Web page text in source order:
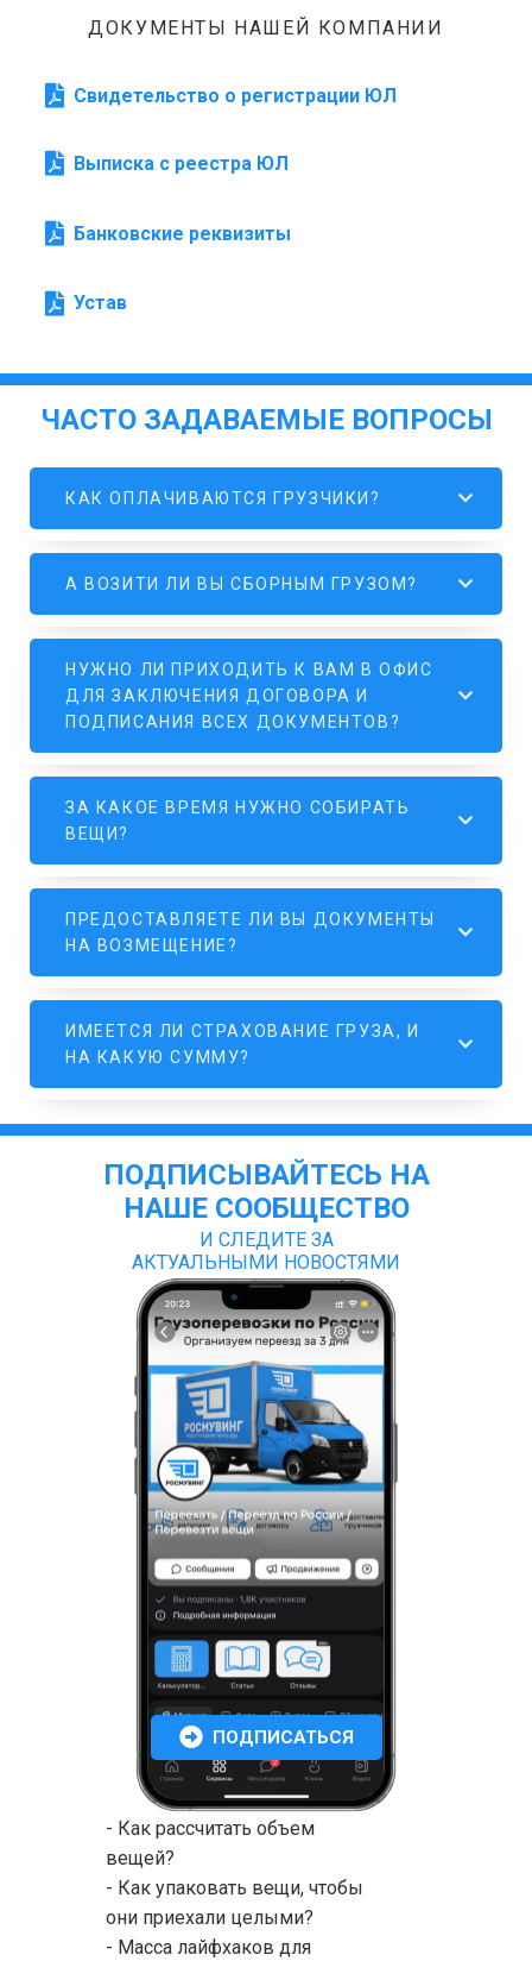
ДОКУМЕНТЫ НАШЕЙ КОМПАНИИ
Свидетельство о регистрации ЮЛ
Выписка с реестра ЮЛ
Банковские реквизиты
Устав
ЧАСТО ЗАДАВАЕМЫЕ ВОПРОСЫ
КАК ОПЛАЧИВАЮТСЯ ГРУЗЧИКИ?
А ВОЗИТИ ЛИ ВЫ СБОРНЫМ ГРУЗОМ?
НУЖНО ЛИ ПРИХОДИТЬ К ВАМ В ОФИС
ДЛЯ ЗАКЛЮЧЕНИЯ ДОГОВОРА И
ПОДПИСАНИЯ ВСЕХ ДОКУМЕНТОВ?
ЗА КАКОЕ ВРЕМЯ НУЖНО СОБИРАТЬ
ВЕЩИ?
ПРЕДОСТАВЛЯЕТЕ ЛИ ВЫ ДОКУМЕНТЫ
НА ВОЗМЕЩЕНИЕ?
ИМЕЕТСЯ ЛИ СТРАХОВАНИЕ ГРУЗА, И
НА КАКУЮ СУММУ?
ПОДПИСЫВАЙТЕСЬ НА
НАШЕ СООБЩЕСТВО
И СЛЕДИТЕ ЗА
АКТУАЛЬНЫМИ НОВОСТЯМИ
- Как рассчитать объем
вещей?
- Как упаковать вещи, чтобы
они приехали целыми?
- Масса лайфхаков для
ПОДПИСАТЬСЯ